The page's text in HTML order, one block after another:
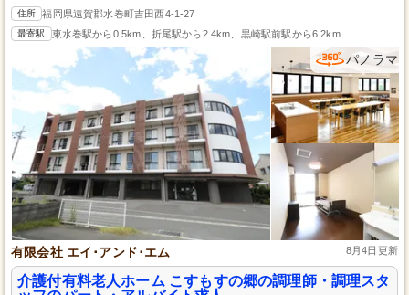
住所 福岡県遠賀郡水巻町吉田西4-1-27
最寄駅 東水巻駅から0.5km、折尾駅から2.4km、黒崎駅前駅から6.2km
パノラマ
有限会社 エイ･アンド･エム 8月4日更新
介護付有料老人ホーム こすもすの郷の調理師・調理スタ